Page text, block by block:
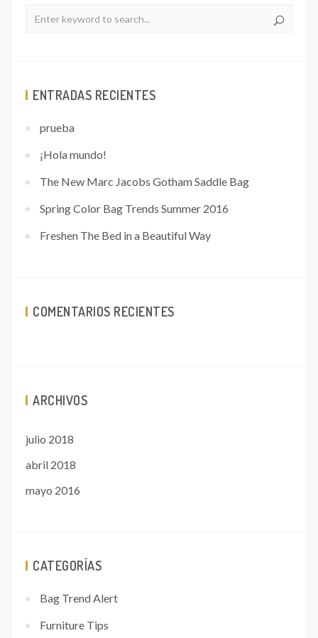
ENTRADAS RECIENTES
prueba
¡Hola mundo!
The New Marc Jacobs Gotham Saddle Bag
Spring Color Bag Trends Summer 2016
Freshen The Bed in a Beautiful Way
COMENTARIOS RECIENTES
ARCHIVOS
julio 2018
abril 2018
mayo 2016
CATEGORÍAS
Bag Trend Alert
Furniture Tips